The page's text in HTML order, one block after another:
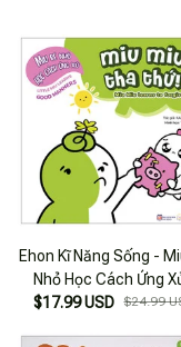
Ehon Kĩ Năng Sống -
Nhỏ Học Cách Ứng
Tập 44 - Miu Miu Tha
$17.99 USD $24.99